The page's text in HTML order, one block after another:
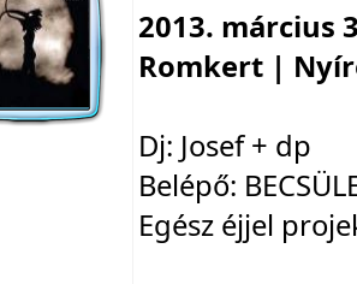
2013. március
Romkert |
Dj: Josef + dp
Belépő:
Egész éjjel